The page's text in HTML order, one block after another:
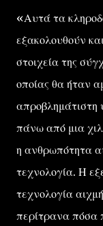
«Αυτά τα
εξακολουθούν
στοιχεία της
οποίας θα ήταν
απροβλημάτιστη
πάνω από μια
η ανθρωπότητα
τεχνολογία. Η
τεχνολογία
περίτρανα πόσα